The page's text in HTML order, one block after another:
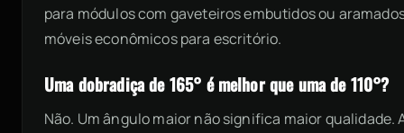
para módulos com gaveteiros embutidos ou
móveis econômicos para escritório.
Uma dobradiça de 165° é melhor que uma de 110°?
Não. Um ângulo maior não significa maior